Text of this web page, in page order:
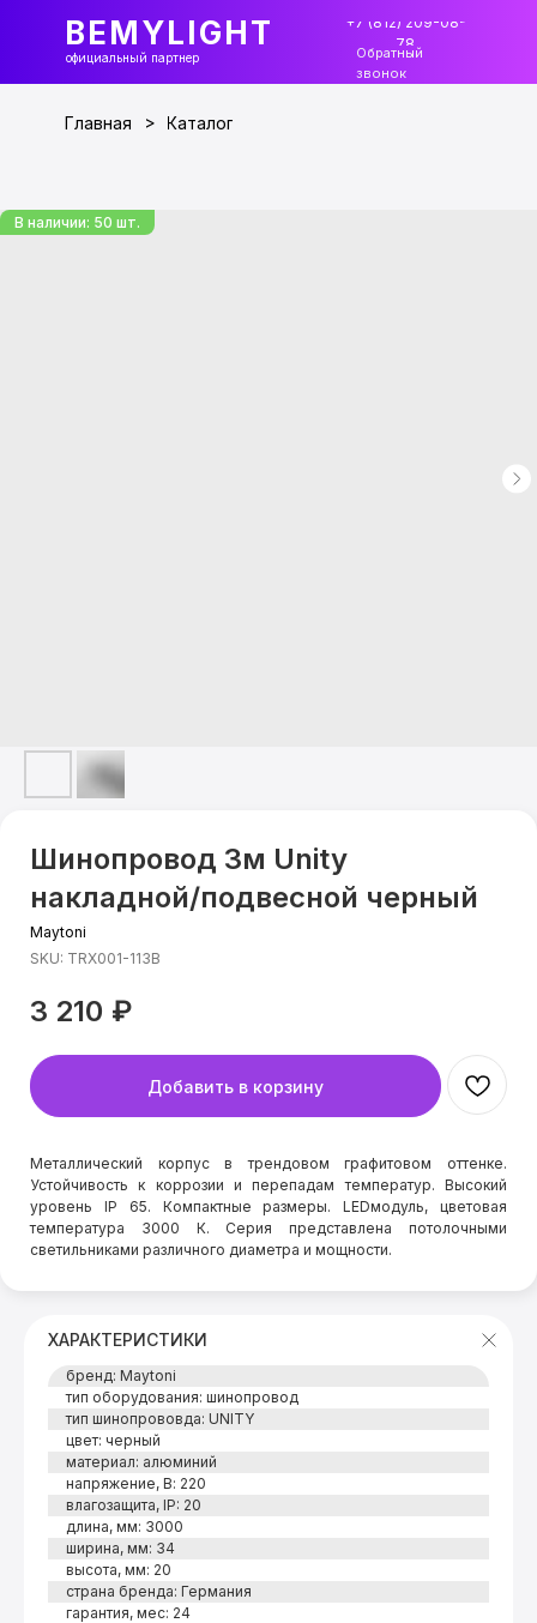
официальный партнер
BEMYLIGHT
+7 (812) 209-08-
78
Обратный
звонок
Каталог
Главная >
Шинопровод 3м Unity
накладной/подвесной черный
Maytoni
SKU: TRX001-113B
3 210 ₽
Добавить в корзину
Металлический корпус в трендовом графитовом оттенке.
Устойчивость к коррозии и перепадам температур. Высокий
уровень IP 65. Компактные размеры. LEDмодуль, цветовая
температура 3000 К. Серия представлена потолочными
светильниками различного диаметра и мощности.
ХАРАКТЕРИСТИКИ
бренд: Maytoni
тип оборудования: шинопровод
тип шинопрововда: UNITY
цвет: черный
материал: алюминий
напряжение, В: 220
влагозащита, IP: 20
длина, мм: 3000
ширина, мм: 34
высота, мм: 20
страна бренда: Германия
гарантия, мес: 24